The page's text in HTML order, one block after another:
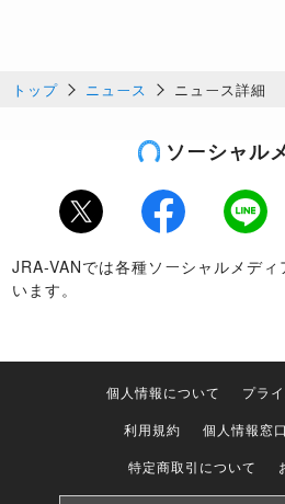
トップ ニュース ニュース詳細
ソーシャル
Twitter Facebook LINE
JRA-VANでは各種ソーシャルメデ
います。
個人情報について
プラ
利用規約
個人情報窓口
特定商取引について